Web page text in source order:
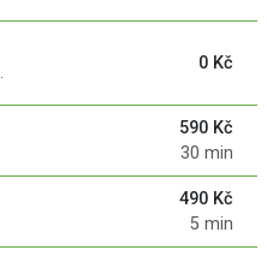
. 0 Kč
590 Kč
30 min
490 Kč
5 min